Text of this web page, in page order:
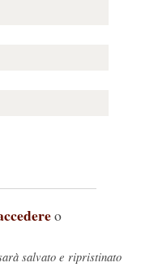
a minimizzare
centinaia di
18/01/2022, 09:13
pagato i suoi bei
ha
le
o
salvato e ripristinato